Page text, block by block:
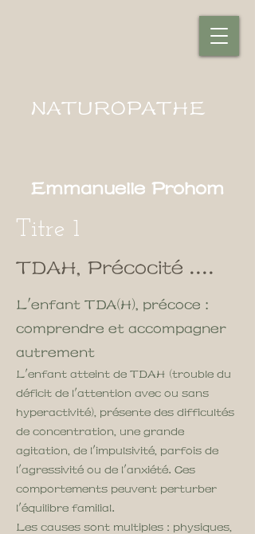
NATUROPATHE
Emmanuelle Prohom
Titre 1
TDAH, Précocité ....
L'enfant TDA(H), précoce :
comprendre et accompagner
autrement
L'enfant atteint de TDAH (trouble du
déficit de l'attention avec ou sans
hyperactivité), présente des difficultés
de concentration, une grande
agitation, de l'impulsivité, parfois de
l'agressivité ou de l'anxiété. Ces
comportements peuvent perturber
l'équilibre familial.
Les causes sont multiples : physiques,